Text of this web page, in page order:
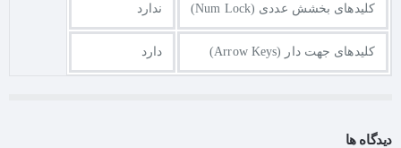
کلیدهای بخشش عددی (Num Lock) ندارد
کلیدهای جهت دار (Arrow Keys) دارد
دیدگاه ها